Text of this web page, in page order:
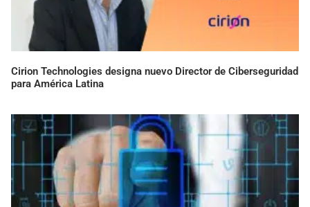
Últimas Noticias
Cisco impulsa la seguridad en PYMEs con soluciones
avanzadas y flexibles